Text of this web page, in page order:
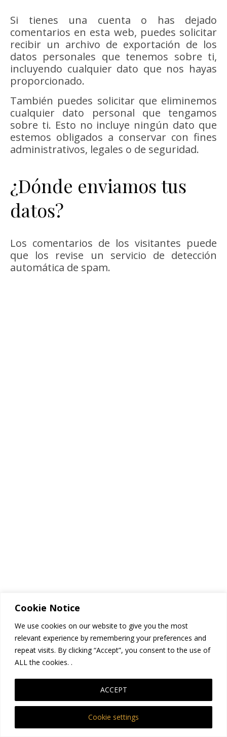
Cookie Notice
We use cookies on our website to give you the most
relevant experience by remembering your preferences and
repeat visits. By clicking “Accept”, you consent to the use of
ALL the cookies. .
Cookie settings
ACCEPT
Si tienes una cuenta o has dejado
comentarios en esta web, puedes solicitar
recibir un archivo de exportación de los
datos personales que tenemos sobre ti,
incluyendo cualquier dato que nos hayas
proporcionado.
También puedes solicitar que eliminemos
cualquier dato personal que tengamos
sobre ti. Esto no incluye ningún dato que
estemos obligados a conservar con fines
administrativos, legales o de seguridad.
¿Dónde enviamos tus
datos?
Los comentarios de los visitantes puede
que los revise un servicio de detección
automática de spam.
Tu información de
contacto
Información adicional
Como visitante de esta página